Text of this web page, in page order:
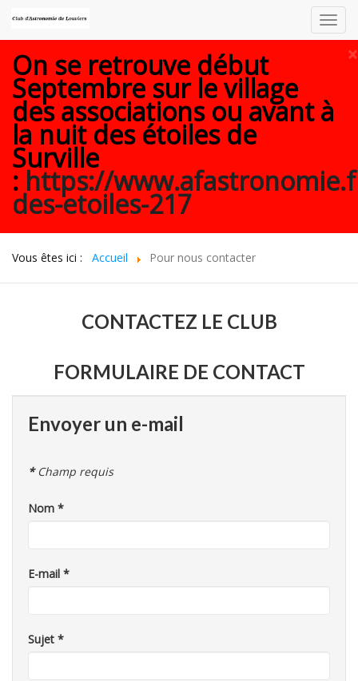
×
On se retrouve début
Septembre sur le village
des associations ou avant à
la nuit des étoiles de
Surville
: https://
des-etoiles-217
Vous êtes ici : Accueil Pour nous contacter
CONTACTEZ LE CLUB
FORMULAIRE DE CONTACT
Envoyer un e-mail
*Champ requis
Nom *
E-mail *
Sujet *